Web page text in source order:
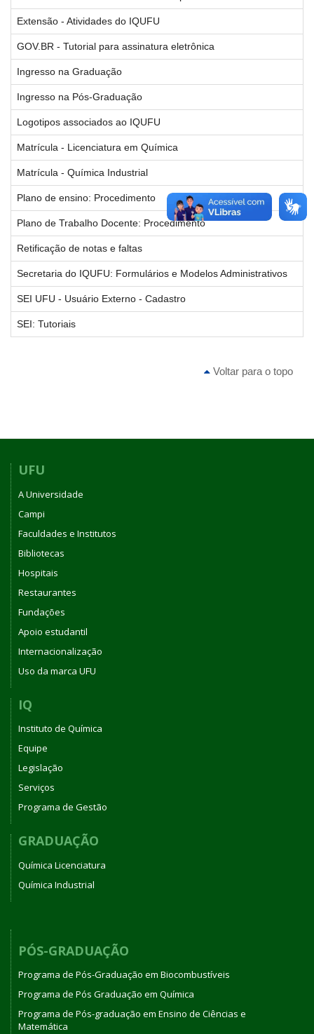
Extensão - Atividades do IQUFU
GOV.BR - Tutorial para assinatura eletrônica
Ingresso na Graduação
Ingresso na Pós-Graduação
Logotipos associados ao IQUFU
Matrícula - Licenciatura em Química
Matrícula - Química Industrial
Plano de ensino: Procedimento
Plano de Trabalho Docente: Procedimento
Retificação de notas e faltas
Secretaria do IQUFU: Formulários e Modelos Administrativos
SEI UFU - Usuário Externo - Cadastro
SEI: Tutoriais
Voltar para o topo
UFU
A Universidade
Campi
Faculdades e Institutos
Bibliotecas
Hospitais
Restaurantes
Fundações
Apoio estudantil
Internacionalização
Uso da marca UFU
IQ
Instituto de Química
Equipe
Legislação
Serviços
Programa de Gestão
GRADUAÇÃO
Química Licenciatura
Química Industrial
PÓS-GRADUAÇÃO
Programa de Pós-Graduação em Biocombustíveis
Programa de Pós Graduação em Química
Programa de Pós-graduação em Ensino de Ciências e
Matemática